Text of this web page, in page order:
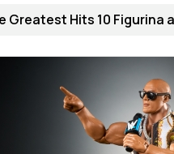
Greatest Hits 10 Figurina